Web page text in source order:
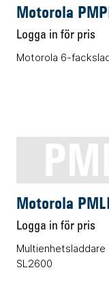
Motorola
Logga in för pris
Motorola 6-
Motorola
Logga in för pris
Multienhetsladdare
SL2600